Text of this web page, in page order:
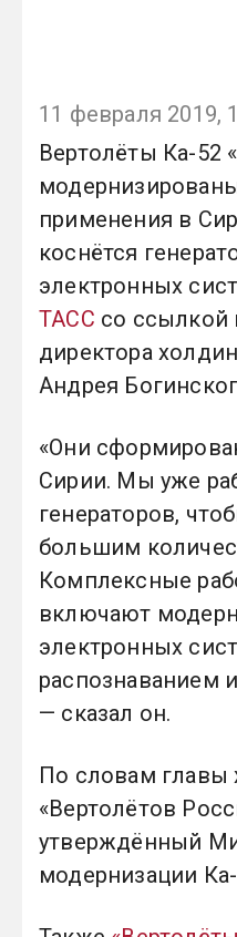
11 февраля 2019,
Вертолёты Ка-52
применения в
коснётся
электронных
ТАСС со ссылкой
директора
Андрея
«Они
Сирии. Мы уже
генераторов,
большим
Комплексные
включают
электронных
распознаванием
— сказал он.
По словам главы
«Вертолётов
утверждённый
модернизации